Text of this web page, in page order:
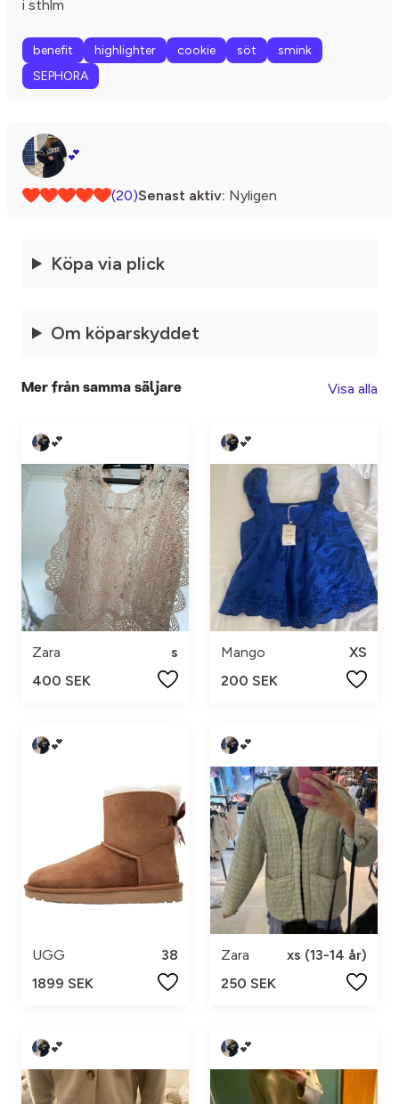
i sthlm
benefit highlighter cookie söt
smink
SEPHORA
💕
(20)Senast aktiv: Nyligen
Köpa via plick
Om köparskyddet
Mer från samma säljare Visa alla
💕
Zara
s
400 SEK
💕
Mango
XS
200 SEK
💕
UGG
38
1899 SEK
💕
Zara
xs (13-14 år)
250 SEK
💕 💕